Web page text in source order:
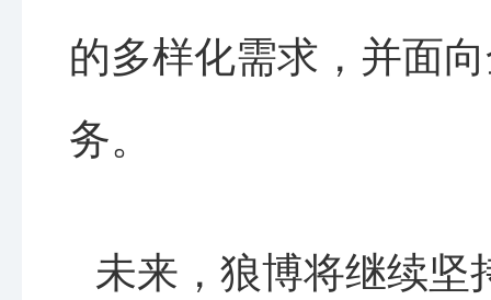
的多样化需求，并面
务。
未来，狼博将继续坚